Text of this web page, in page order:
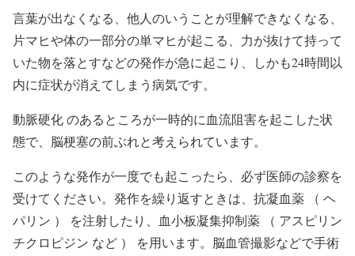
言葉が出なくなる、他人のいうことが理解できなくなる、
片マヒや体の一部分の単マヒが起こる、力が抜けて持って
いた物を落とすなどの発作が急に起こり、しかも24時間以
内に症状が消えてしまう病気です。
動脈硬化 のあるところが一時的に血流阻害を起こした状
態で、脳梗塞の前ぶれと考えられています。
このような発作が一度でも起こったら、必ず医師の診察を
受けてください。発作を繰り返すときは、抗凝血薬 （ ヘ
パリン ） を注射したり、血小板凝集抑制薬 （ アスピリン
チクロピジン など ） を用います。脳血管撮影などで手術